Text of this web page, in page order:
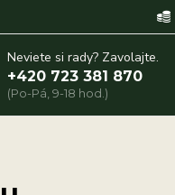
Neviete si rady? Zavolajte.
+420 723 381 870
(Po-Pá, 9-18 hod.)